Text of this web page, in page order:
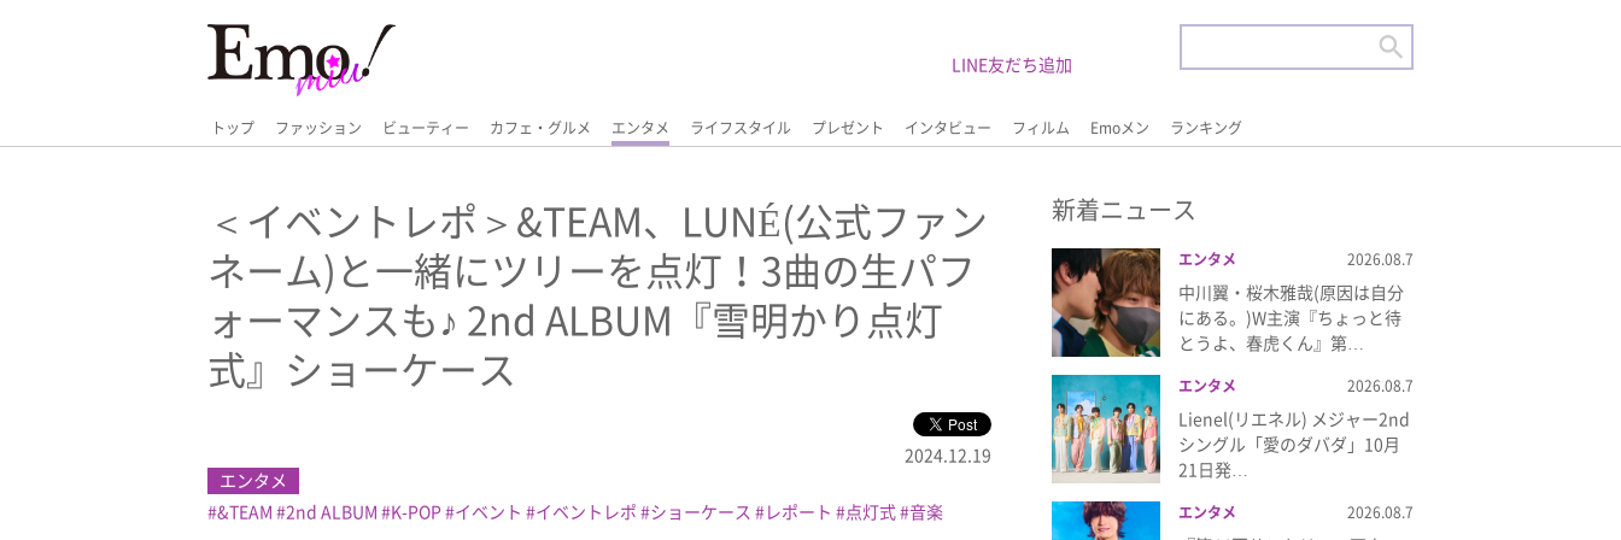
トップ ファッション ビューティー カフェ・グルメ エンタメ ライフスタイル プレゼント インタビュー フィルム Emoメン ランキング
LINE友だち追加
＜イベントレポ＞&TEAM、LUNÉ(公式ファン
ネーム)と一緒にツリーを点灯！3曲の生パフ
ォーマンスも♪ 2nd ALBUM『雪明かり点灯
式』ショーケース
2024.12.19
エンタメ
&TEAM 2nd ALBUM K-POP イベント イベントレポ ショーケース レポート 点灯式 音楽
新着ニュース
エンタメ 2026.08.7
中川翼・桜木雅哉(原因は自分
にある。)W主演『ちょっと待
とうよ、春虎くん』第…
エンタメ 2026.08.7
Lienel(リエネル) メジャー2nd
シングル「愛のダバダ」10月
21日発…
エンタメ 2026.08.7